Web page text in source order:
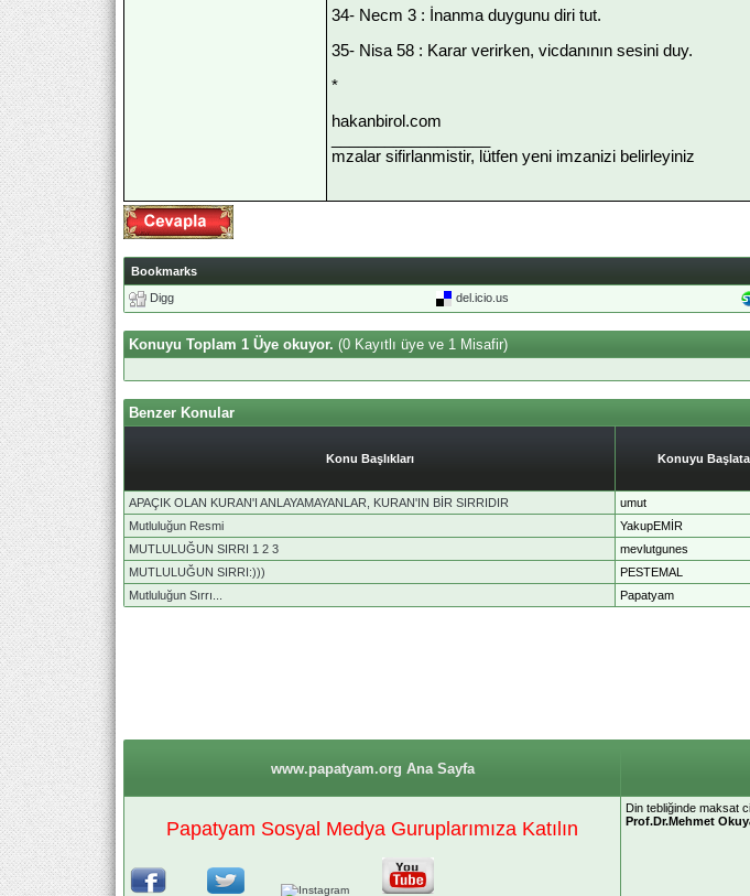
34- Necm 3 : İnanma duygunu diri tut.
35- Nisa 58 : Karar verirken, vicdanının sesini duy.
*
hakanbirol.com
mzalar sifirlanmistir, lütfen yeni imzanizi belirleyiniz
Bookmarks
Digg
del.icio.us
Konuyu Toplam 1 Üye okuyor. (0 Kayıtlı üye ve 1 Misafir)
Benzer Konular
Konu Başlıkları Konuyu
APAÇIK OLAN KURAN'I ANLAYAMAYANLAR, KURAN'IN BİR SIRRIDIR umut
Mutluluğun Resmi
YakupEMİR
MUTLULUĞUN SIRRI 1 2 3
mevlutgunes
MUTLULUĞUN SIRRI:)))
PESTEMAL
Mutluluğun Sırrı...
Papatyam
www.papatyam.org Ana Sayfa
Papatyam Sosyal Medya Guruplarımıza Katılın
Din tebliğinde maksat
Prof.Dr.Mehmet